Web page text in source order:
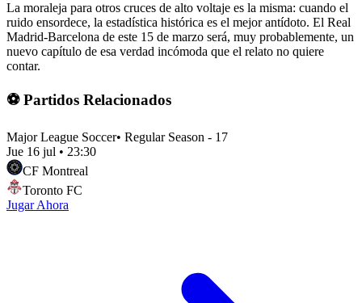
La moraleja para otros cruces de alto voltaje es la misma: cuando el
ruido ensordece, la estadística histórica es el mejor antídoto. El Real
Madrid-Barcelona de este 15 de marzo será, muy probablemente, un
nuevo capítulo de esa verdad incómoda que el relato no quiere
contar.
⚽ Partidos Relacionados
Major League Soccer• Regular Season - 17
Jue 16 jul • 23:30
CF Montreal
Toronto FC
Jugar Ahora